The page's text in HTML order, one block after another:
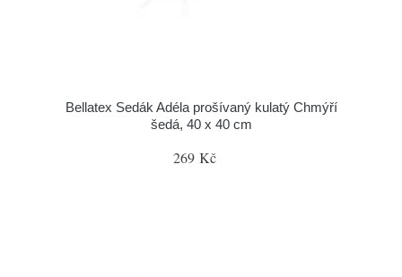
Bellatex Sedák Adéla prošívaný kulatý Chmýří
šedá, 40 x 40 cm
269 Kč